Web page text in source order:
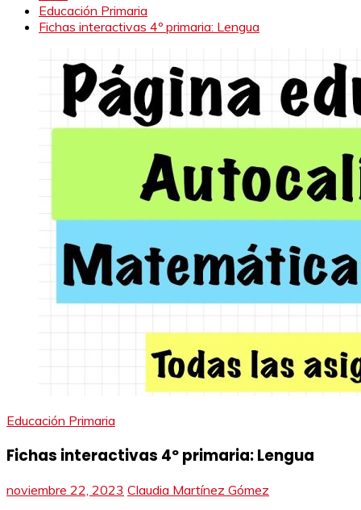
Educación Primaria
Fichas interactivas 4º primaria: Lengua
Educación Primaria
Fichas interactivas 4º primaria: Lengua
noviembre 22, 2023 Claudia Martínez Gómez